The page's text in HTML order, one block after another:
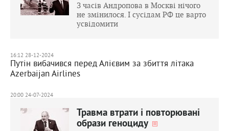
З часів Андропова в Москві нічого
не змінилося. І сусідам РФ це варто
усвідомити
16:12 28-12-2024
Путін вибачився перед Алієвим за збиття літака
Azerbaijan Airlines
20:00 24-07-2024
Травма втрати і повторювані
образи геноциду